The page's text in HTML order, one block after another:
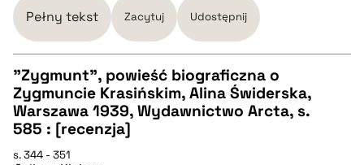
pobierz cytat
Pełny tekst Zacytuj Udostępnij
CZYSTY TEKST
pobierz cytat
"Zygmunt", powieść biograficzna o
Zygmuncie Krasińskim, Alina Świderska,
Warszawa 1939, Wydawnictwo Arcta, s.
585 : [recenzja]
s. 344 - 351